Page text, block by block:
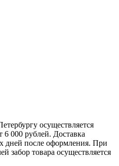
осуществляется
6 000 рублей. Доставка
дней после оформления. При
забор товара осуществляется